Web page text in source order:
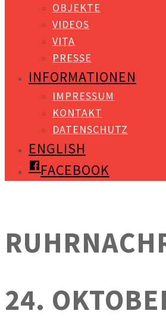
OBJEKTE
VIDEOS
VITA
PRESSE
INFORMATIONEN
IMPRESSUM
KONTAKT
DATENSCHUTZ
ENGLISH
FACEBOOK
24.